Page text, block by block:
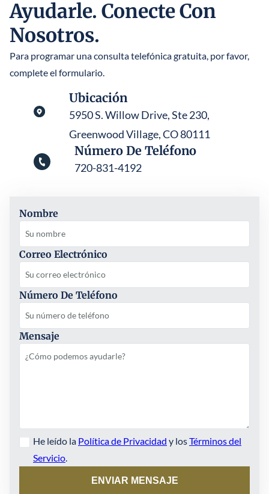
STEFANO MITTONE
B. NINA VAZQUEZ
Ayudarle. Conecte Con
Nosotros.
Para programar una consulta telefónica gratuita, por favor,
complete el formulario.
Ubicación
5950 S. Willow Drive, Ste 230,
Greenwood Village, CO 80111
Número De Teléfono
720-831-4192
Nombre
Correo Electrónico
Número De Teléfono
Mensaje
He leído la Política de Privacidad y losTérminos del
Servicio.